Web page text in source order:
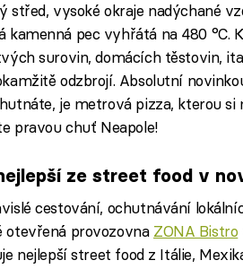
střed, vysoké okraje nadýchané
kamenná pec vyhřátá na 480 °C.
surovin, domácích těstovin,
odzbrojí. Absolutní
je metrová pizza, kterou
pravou chuť Neapole!
ze street food v
cestování, ochutnávání
otevřená provozovna ZONA Bistro
nejlepší street food z Itálie,